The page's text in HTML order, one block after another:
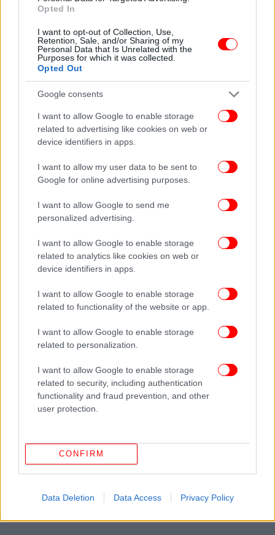
Opted In
I want to opt-out of Collection, Use,
Retention, Sale, and/or Sharing of my
Personal Data that Is Unrelated with the
Purposes for which it was collected.
Opted Out
Google consents
I want to allow Google to enable storage
related to advertising like cookies on web or
device identifiers in apps.
I want to allow my user data to be sent to
Google for online advertising purposes.
I want to allow Google to send me
personalized advertising.
I want to allow Google to enable storage
related to analytics like cookies on web or
device identifiers in apps.
I want to allow Google to enable storage
related to functionality of the website or app.
I want to allow Google to enable storage
related to personalization.
I want to allow Google to enable storage
related to security, including authentication
functionality and fraud prevention, and other
user protection.
CONFIRM
Data Deletion Data Access Privacy Policy
ΟΛΕΣ ΟΙ ΕΙΔΗΣΕΙΣ
Eurovision 2026: Ανακοινώθηκε η σειρά εμφάνισης του
Ακύλα στον α' ημιτελικό -Αναλυτικά η λίστα
με τη Ράντου για να μη μας λένε… Κατακουζίνα και
γκαρσόνα
Αλεξίου και Αρβανιτάκη μιλούν στο iefimerida για τη
νέα τους δουλειά, την ποίηση της Μ. Εβδομάδας -«Εδώ
είναι το για πάντα»